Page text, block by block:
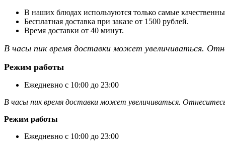
В наших блюдах используются только самые
Бесплатная доставка при заказе от 1500 рублей.
Время доставки от 40 минут.
В часы пик время доставки может увеличиваться.
Режим работы
Ежедневно с 10:00 до 23:00
В часы пик время доставки может увеличиваться.
Режим работы
Ежедневно с 10:00 до 23:00